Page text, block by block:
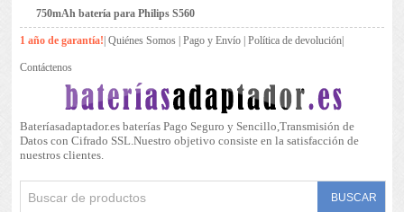
750mAh batería para Philips S560
1 año de garantía! |Quiénes Somos |Pago y Envío |Política de devolución
Contáctenos
Bateríasadaptador.es baterías Pago Seguro y Sencillo,Transmisión de
Datos con Cifrado SSL.Nuestro objetivo consiste en la satisfacción de
nuestros clientes.